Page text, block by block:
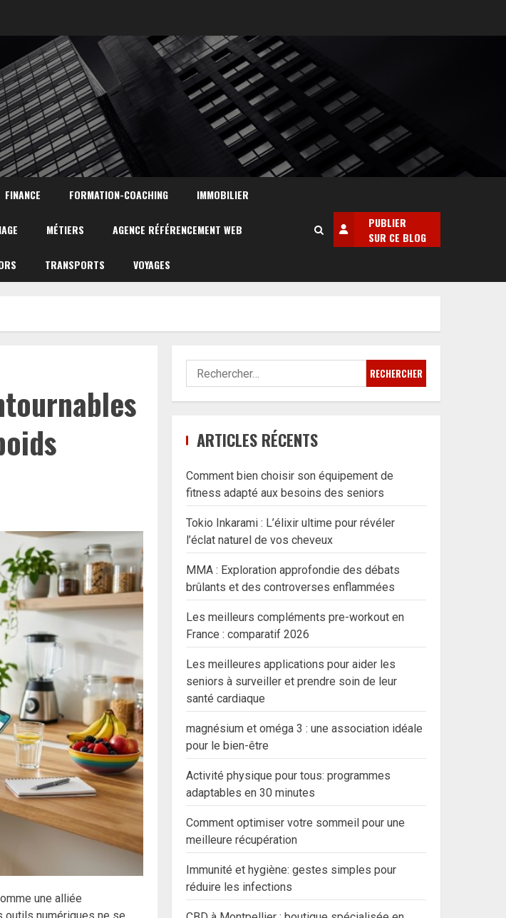
FINANCE FORMATION-COACHING IMMOBILIER
MÉTIERS AGENCE RÉFÉRENCEMENT WEB
TRANSPORTS VOYAGES
PUBLIER
SUR CE BLOG
une alliée
outils numériques ne se
Rechercher :
ARTICLES RÉCENTS
Comment bien choisir son équipement de
fitness adapté aux besoins des seniors
Tokio Inkarami : L’élixir ultime pour révéler
l’éclat naturel de vos cheveux
MMA : Exploration approfondie des débats
brûlants et des controverses enflammées
Les meilleurs compléments pre-workout en
France : comparatif 2026
Les meilleures applications pour aider les
seniors à surveiller et prendre soin de leur
santé cardiaque
magnésium et oméga 3 : une association idéale
pour le bien-être
Activité physique pour tous: programmes
adaptables en 30 minutes
Comment optimiser votre sommeil pour une
meilleure récupération
Immunité et hygiène: gestes simples pour
réduire les infections